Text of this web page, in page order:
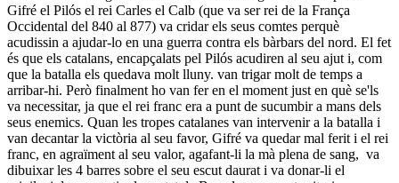
Gifré el Pilós el rei Carles el Calb (que va ser rei de la França
Occidental del 840 al 877) va cridar els seus comtes perquè
acudissin a ajudar-lo en una guerra contra els bàrbars del nord. El fet
és que els catalans, encapçalats pel Pilós acudiren al seu ajut i, com
que la batalla els quedava molt lluny. van trigar molt de temps a
arribar-hi. Però finalment ho van fer en el moment just en què se'ls
va necessitar, ja que el rei franc era a punt de sucumbir a mans dels
seus enemics. Quan les tropes catalanes van intervenir a la batalla i
van decantar la victòria al seu favor, Gifré va quedar mal ferit i el rei
franc, en agraïment al seu valor, agafant-li la mà plena de sang, va
dibuixar les 4 barres sobre el seu escut daurat i va donar-li el